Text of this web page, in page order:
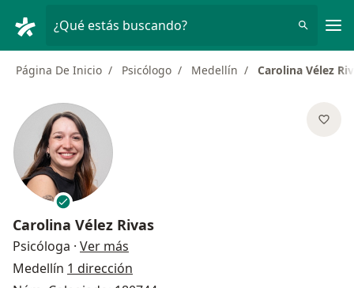
¿Qué estás buscando?
Página De Inicio Psicólogo Medellín Carolina Vélez
Carolina Vélez Rivas
Psicóloga · Ver más
Medellín 1 dirección